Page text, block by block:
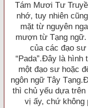
Tám Mươi Tư
nhớ, tuy nhiên
mặt từ nguyên
mượn từ Tạng ngữ.
của các đạo
“Pada”.Ðây là hình
một đạo sư hoặc
ngôn ngữ Tây
thì chủ yếu dựa trên
vị ấy, chứ